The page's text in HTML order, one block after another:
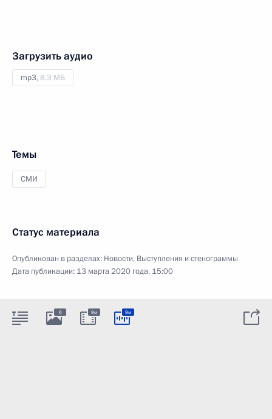
Загрузить аудио
mp3,8.3 МБ
Темы
СМИ
Статус материала
Опубликован в разделах: Новости, Выступления и стенограммы
Дата публикации: 13 марта 2020 года, 15:00
6 9м 9м